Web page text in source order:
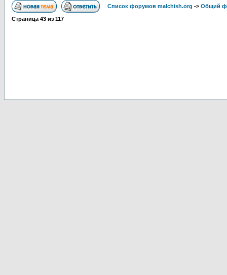
Список форумов malchish.org -> Общий
Страница 43 из 117